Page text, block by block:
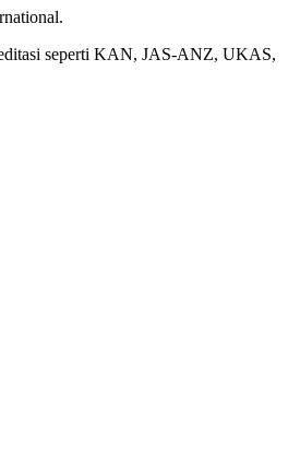
seperti KAN, JAS-ANZ, UKAS,